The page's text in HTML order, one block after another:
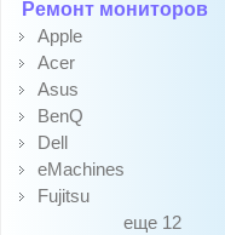
Ремонт мониторов
Apple
Acer
Asus
BenQ
Dell
eMachines
Fujitsu
еще 12